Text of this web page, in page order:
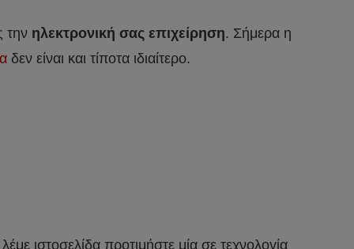
την ηλεκτρονική σας επιχείρηση. Σήμερα η
δεν είναι και τίποτα ιδιαίτερο.
ιστοσελίδα προτιμήστε μία σε τεχνολογία